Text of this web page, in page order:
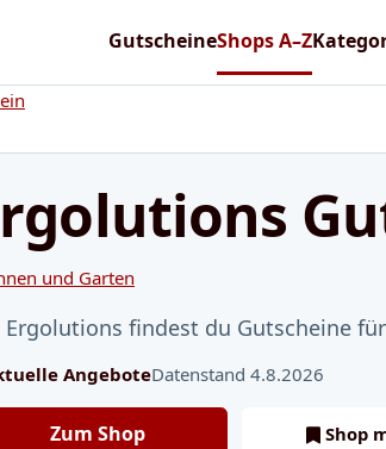
GutscheineShops A–Z
und Garten
Ergolutions findest du Gutscheine
AngeboteDatenstand 4.8.2026
Zum Shop Shop